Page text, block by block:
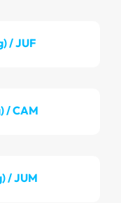
/ JUF
/ CAM
/ JUM